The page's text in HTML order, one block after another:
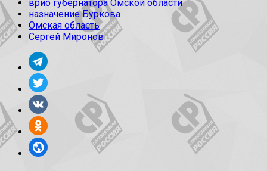
врио губернатора Омской области
назначение Буркова
Омская область
Сергей Миронов